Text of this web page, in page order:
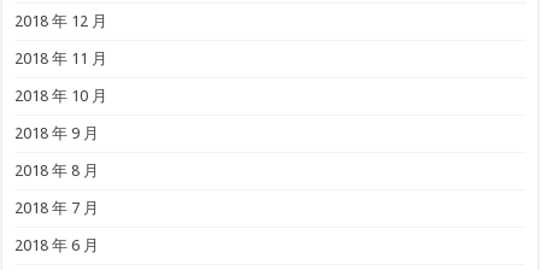
2018 年 12 月
2018 年 11 月
2018 年 10 月
2018 年 9 月
2018 年 8 月
2018 年 7 月
2018 年 6 月